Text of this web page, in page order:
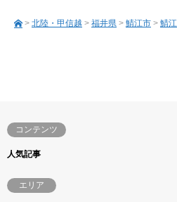
> 北陸・甲信越 > 福井県 > 鯖江市 > 鯖江
コンテンツ
人気記事
エリア